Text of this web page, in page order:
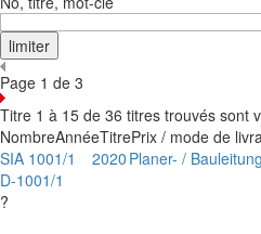
Page 1 de 3
Titre 1 à 15 de 36 titres trouvés sont
NombreAnnéeTitrePrix / mode de
SIA 1001/1
D-1001/1
?
2020 Planer- /